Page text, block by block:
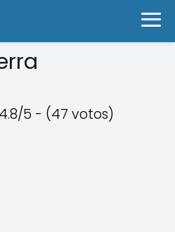
4.8/5 - (47 votos)